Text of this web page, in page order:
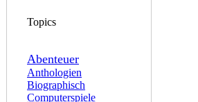
Topics
Abenteuer
Anthologien
Biographisch
Computerspiele